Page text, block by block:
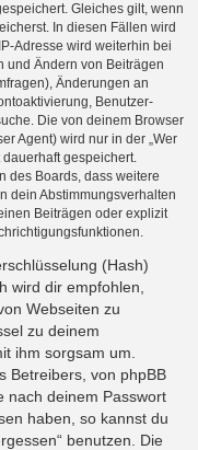
Gleiches gilt, wenn
In diesen Fällen wird
Adresse wird weiterhin bei
und Ändern von Beiträgen
Änderungen an
Benutzer-
Die von deinem Browser
Agent) wird nur in der „Wer
gespeichert.
des Boards, dass weitere
dein Abstimmungsverhalten
Beiträgen oder explizit
(Hash)
wird dir empfohlen,
Webseiten zu
zu deinem
ihm sorgsam um.
Betreibers, von phpBB
nach deinem Passwort
haben, so kannst du
benutzen. Die